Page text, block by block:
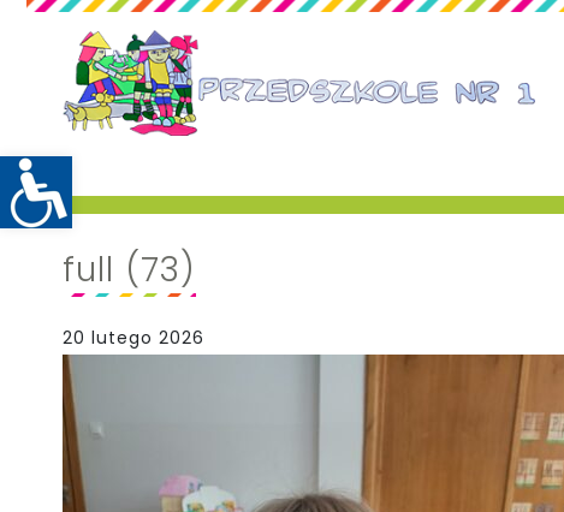
full (73)
20 lutego 2026